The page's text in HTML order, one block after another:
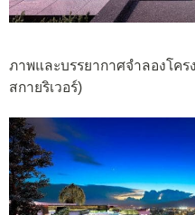
ภาพและบรรยากาศจำลองโคร
สกายริเวอร์)